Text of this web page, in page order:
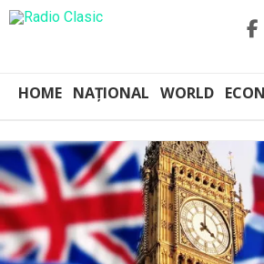
HOME NAȚIONAL WORLD